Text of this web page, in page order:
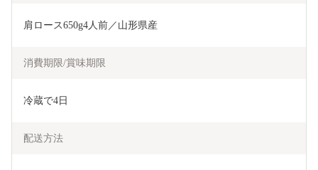
肩ロース650g4人前／山形県産
消費期限/賞味期限
冷蔵で4日
配送方法